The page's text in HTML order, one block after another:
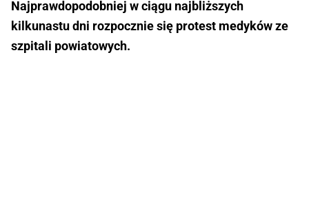
Najprawdopodobniej w ciągu najbliższych
kilkunastu dni rozpocznie się protest medyków ze
szpitali powiatowych.